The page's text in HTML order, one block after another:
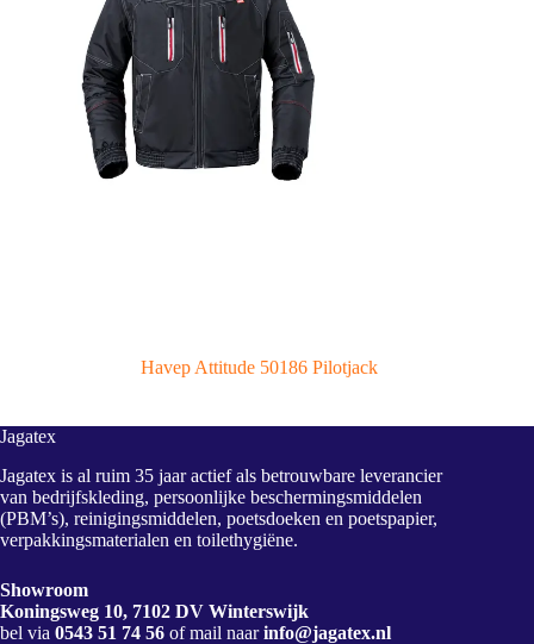
Havep Attitude 50186 Pilotjack
Jagatex
Jagatex is al ruim 35 jaar actief als betrouwbare leverancier
van bedrijfskleding, persoonlijke beschermingsmiddelen
(PBM’s), reinigingsmiddelen, poetsdoeken en poetspapier,
verpakkingsmaterialen en toilethygiëne.
Showroom
Koningsweg 10, 7102 DV Winterswijk
bel via 0543 51 74 56 of mail naarinfo@jagatex.nl